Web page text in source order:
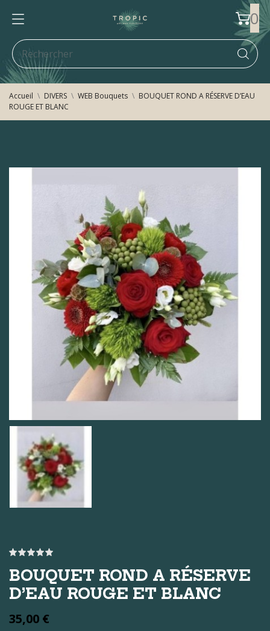
0
Accueil DIVERS WEB Bouquets
BOUQUET ROND A RÉSERVE D’EAU
ROUGE ET BLANC
BOUQUET ROND A RÉSERVE
D’EAU ROUGE ET BLANC
35,00 €